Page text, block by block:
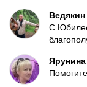
С